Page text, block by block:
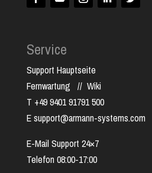
Service
Support Hauptseite
Fernwartung // Wiki
T +49 9401 91791 500
E support@armann-systems.com
E-Mail Support 24×7
Telefon 08:00-17:00